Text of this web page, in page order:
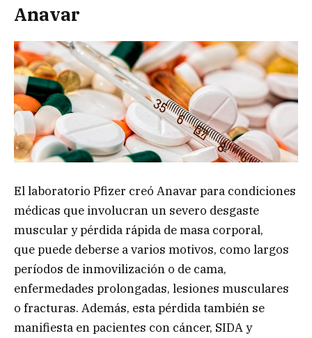
Anavar
El laboratorio Pfizer creó Anavar para condiciones
médicas que involucran un severo desgaste
muscular y pérdida rápida de masa corporal,
que puede deberse a varios motivos, como largos
períodos de inmovilización o de cama,
enfermedades prolongadas, lesiones musculares
o fracturas. Además, esta pérdida también se
manifiesta en pacientes con cáncer, SIDA y